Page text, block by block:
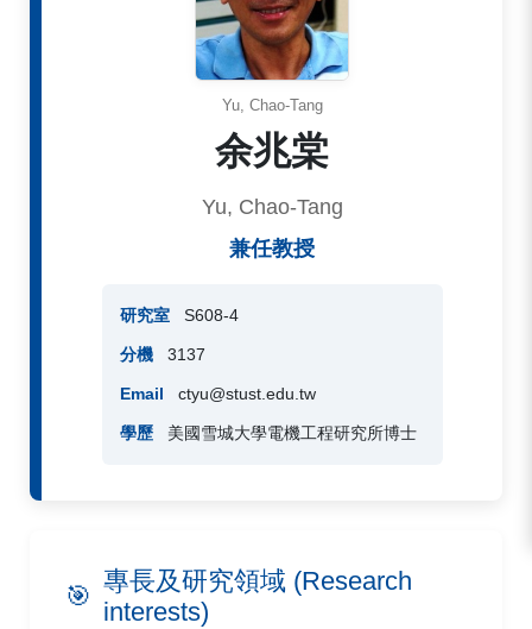
余兆棠
Yu, Chao-Tang
兼任教授
研究室 S608-4
分機 3137
Email ctyu@stust.edu.tw
學歷 美國雪城大學電機工程研究所博士
Yu, Chao-Tang
🎯
專長及研究領域 (Research
interests)